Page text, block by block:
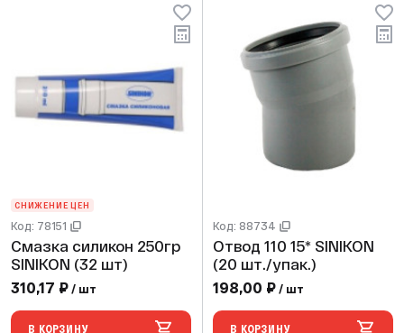
СНИЖЕНИЕ ЦЕН
Код: 78151
Смазка силикон 250гр
SINIKON (32 шт)
310,17 ₽ / шт
В КОРЗИНУ
Код: 88734
Отвод 110 15* SINIKON
(20 шт./упак.)
198,00 ₽ / шт
В КОРЗИНУ